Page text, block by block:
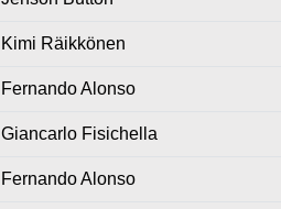
Kimi Räikkönen
Fernando Alonso
Giancarlo Fisichella
Fernando Alonso